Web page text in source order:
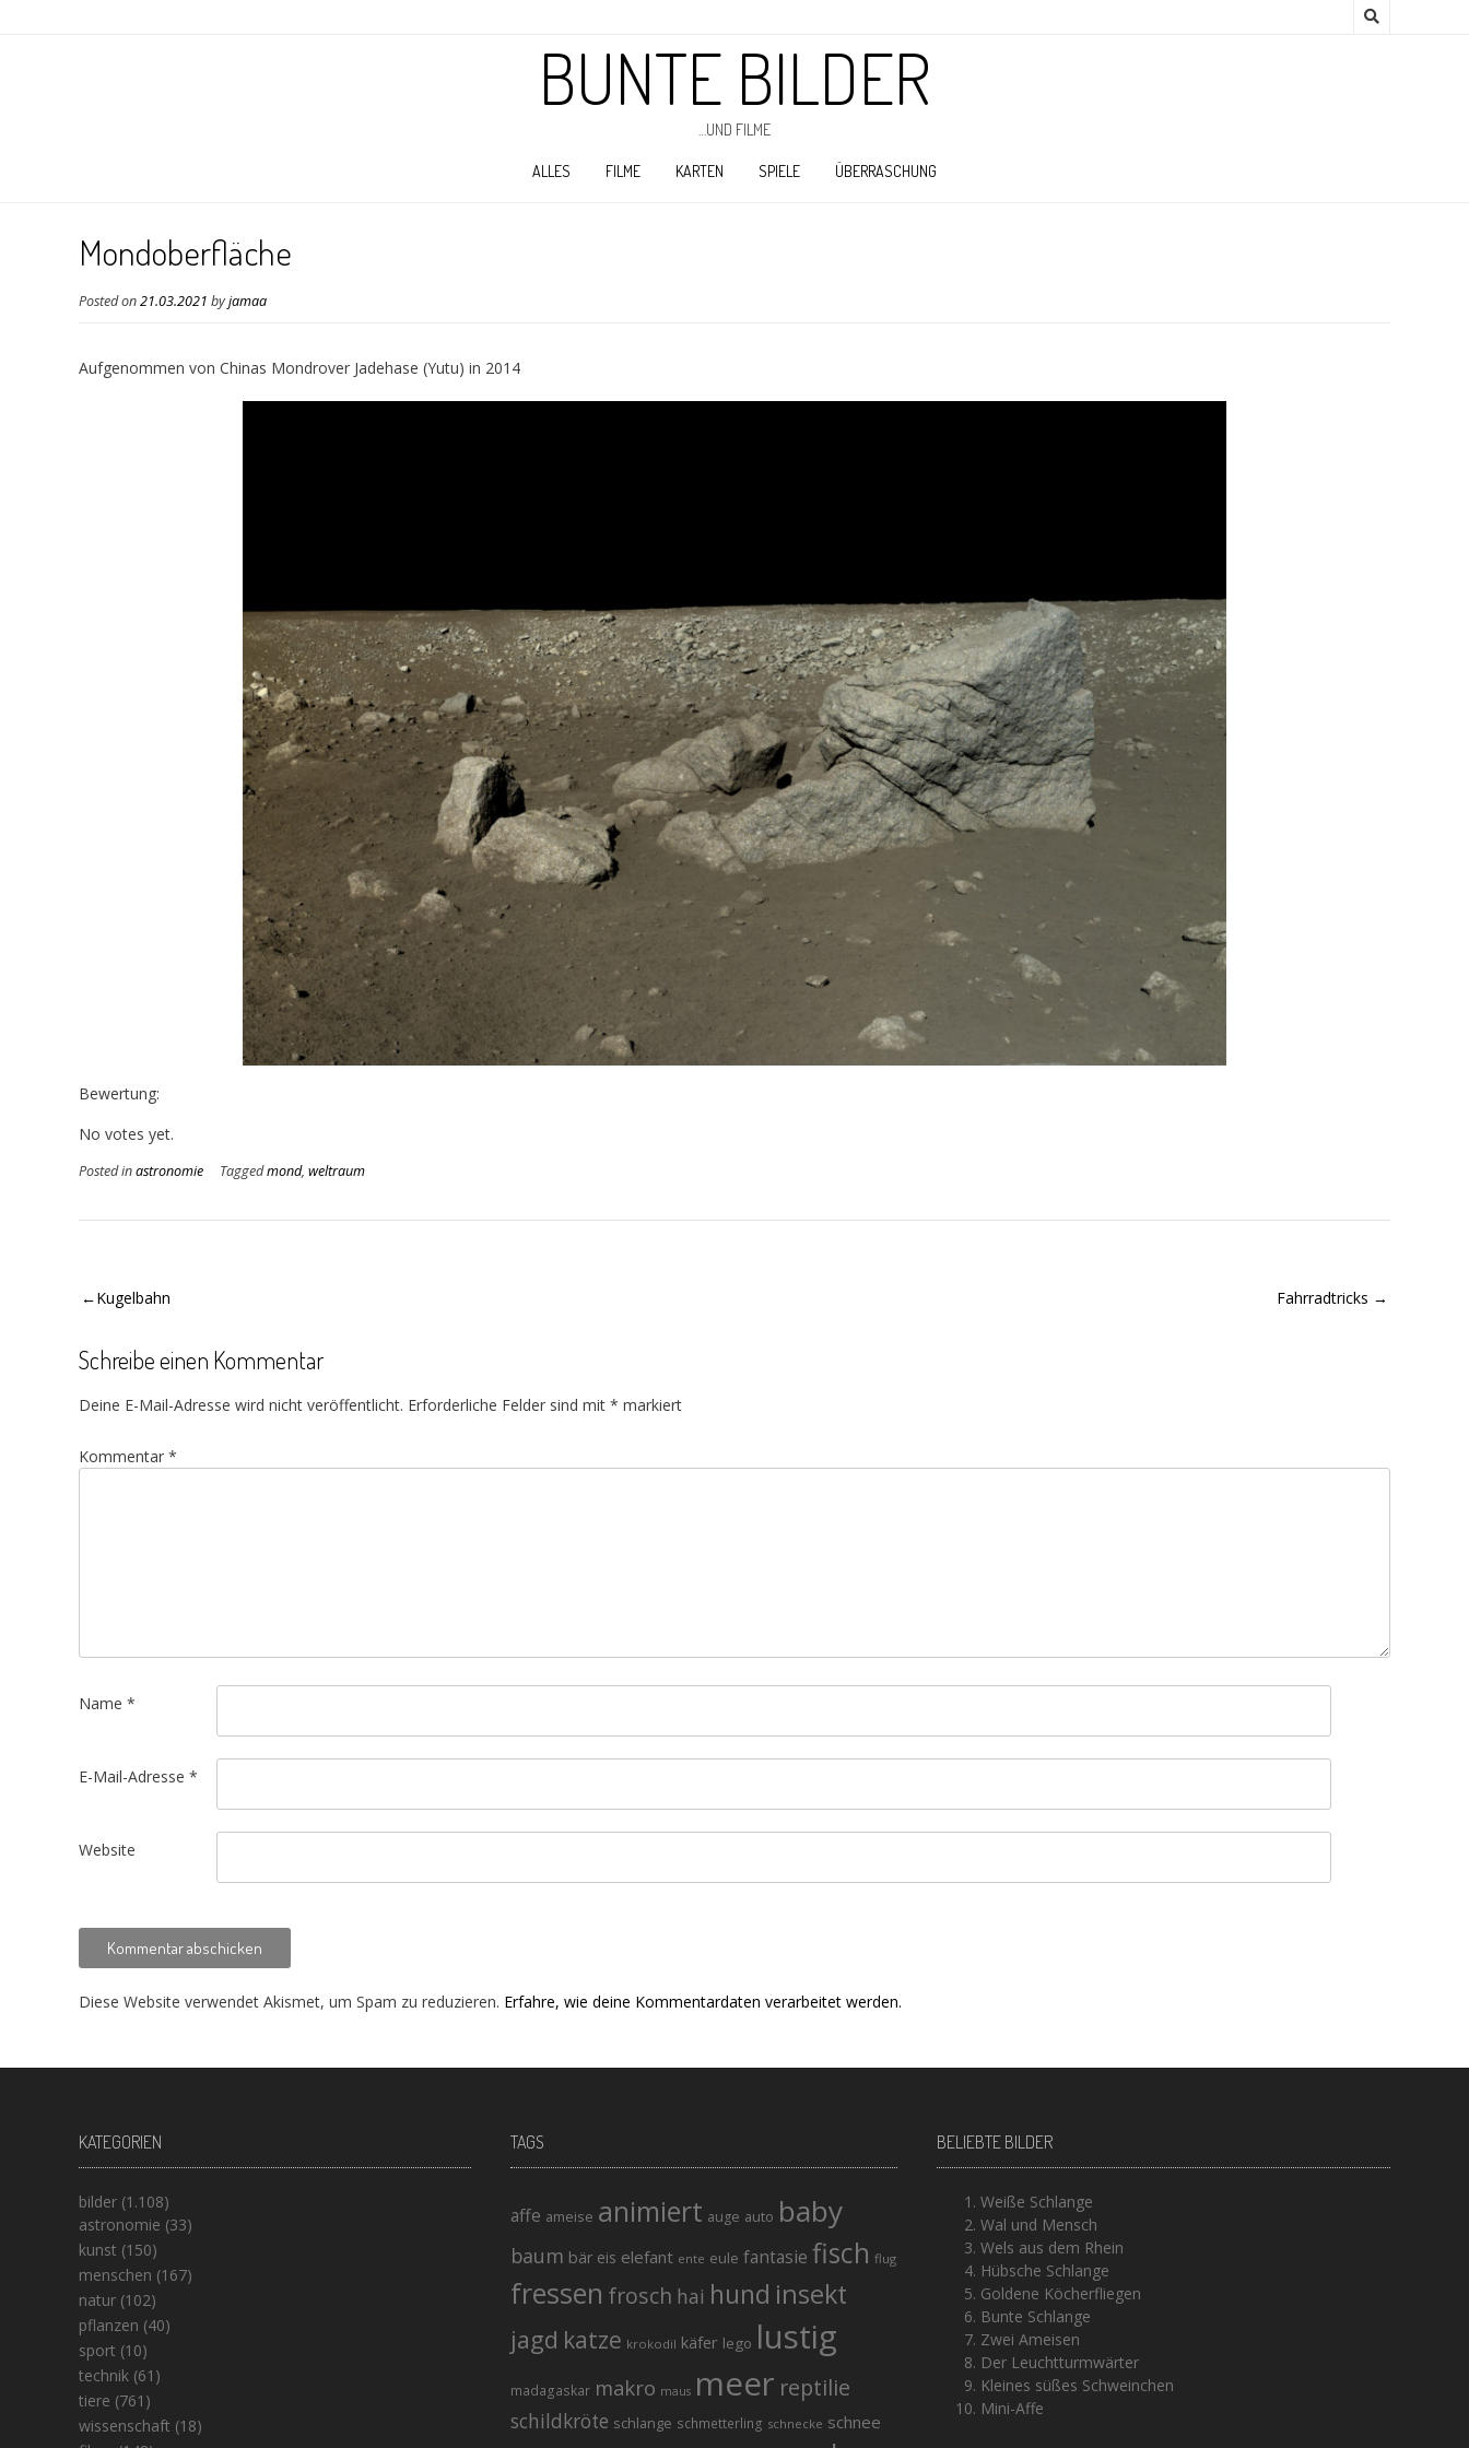
BUNTE BILDER
…UND FILME
ALLES FILME KARTEN SPIELE ÜBERRASCHUNG
Mondoberfläche
Posted on21.03.2021 byjamaa
Aufgenommen von Chinas Mondrover Jadehase (Yutu) in 2014
Bewertung:
Rate this item:
No votes yet.
Posted inastronomie Taggedmond, weltraum
Fahrradtricks
Kugelbahn
Schreibe einen Kommentar
Deine E-Mail-Adresse wird nicht veröffentlicht. Erforderliche Felder sind mit * markiert
Kommentar *
Name *
E-Mail-Adresse *
Website
Diese Website verwendet Akismet, um Spam zu reduzieren. Erfahre, wie deine Kommentardaten verarbeitet werden.
KATEGORIEN
bilder (1.108)
astronomie (33)
kunst (150)
menschen (167)
natur (102)
pflanzen (40)
sport (10)
technik (61)
tiere (761)
wissenschaft (18)
TAGS
affe ameise animiert auge auto baby
baum bär eis elefant ente eule fantasie fisch flug
fressen frosch hai hund insekt
jagd katze krokodil käfer lego lustig
madagaskar makro maus meer reptilie
schildkröte schlange schmetterling schnecke schnee
BELIEBTE BILDER
Weiße Schlange
Wal und Mensch
Wels aus dem Rhein
Hübsche Schlange
Goldene Köcherfliegen
Bunte Schlange
Zwei Ameisen
Der Leuchtturmwärter
Kleines süßes Schweinchen
Mini-Affe